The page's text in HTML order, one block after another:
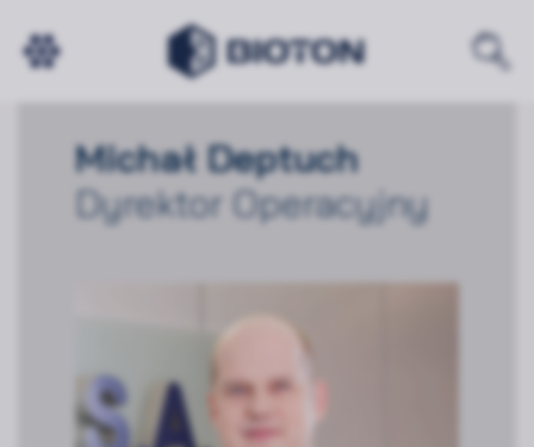
Michał Deptuch
Dyrektor Operacyjny